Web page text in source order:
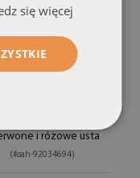
i różowe usta
(#oah-92034694)
się więcej